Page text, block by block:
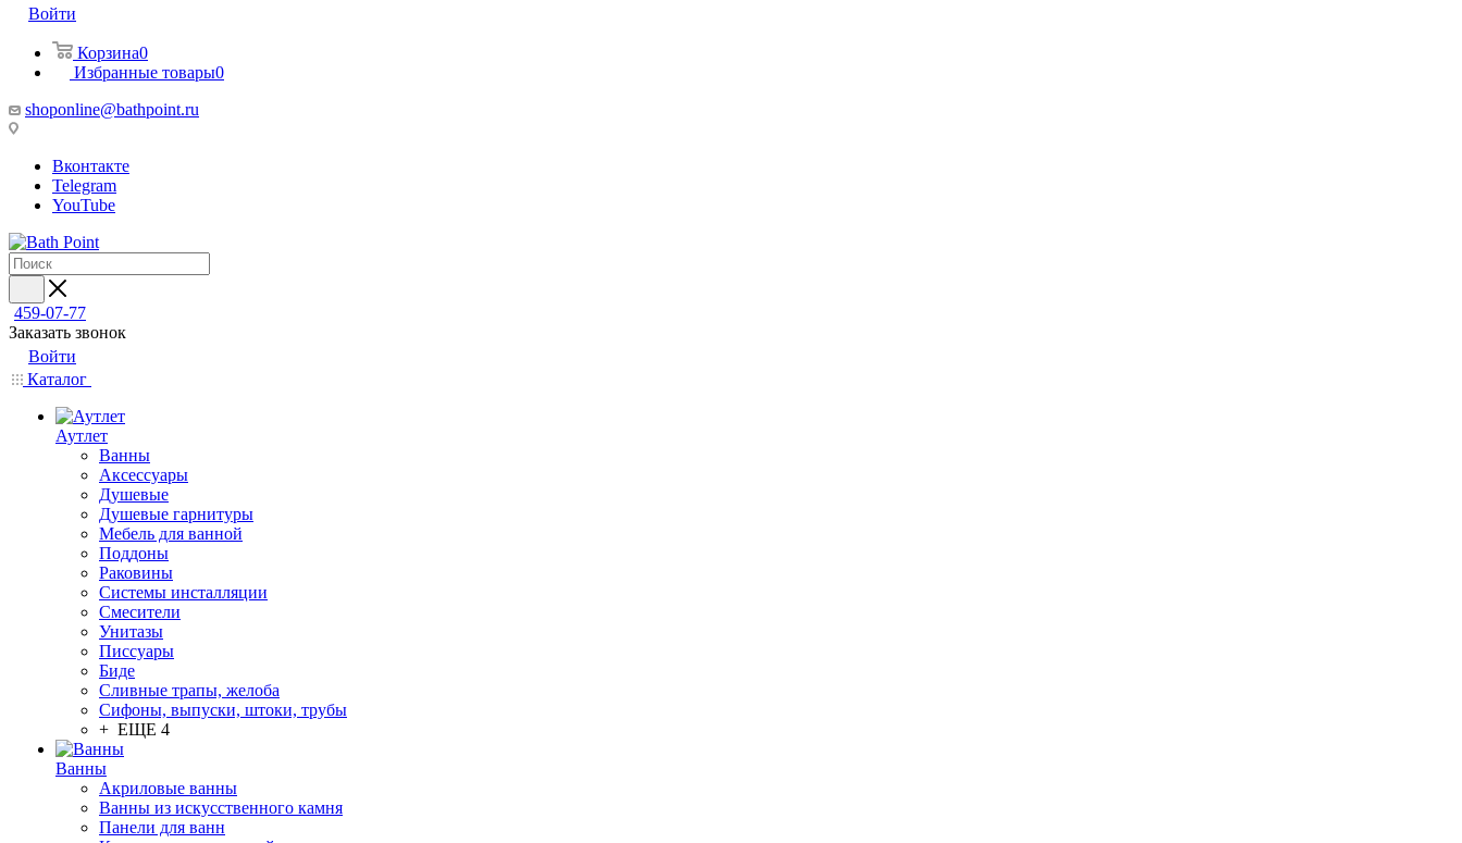
Войти
Корзина0
Избранные товары0
shoponline@bathpoint.ru
Вконтакте
Telegram
YouTube
459-07-77
Заказать звонок
Войти
Каталог
Аутлет
Ванны
Аксессуары
Душевые
Душевые гарнитуры
Мебель для ванной
Поддоны
Раковины
Системы инсталляции
Смесители
Унитазы
Писсуары
Биде
Сливные трапы, желоба
Сифоны, выпуски, штоки, трубы
+ ЕЩЕ 4
Ванны
Акриловые ванны
Ванны из искусственного камня
Панели для ванн